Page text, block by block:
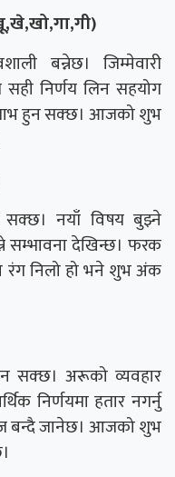
बन्नेछ। जिम्मेवारी
निर्णय लिन सहयोग
लाभ हुन सक्छ। आजको शुभ
नयाँ विषय बुझ्ने
सम्भावना देखिन्छ। फरक
निलो हो भने शुभ अंक
सक्छ। अरूको व्यवहार
निर्णयमा हतार नगर्नु
बन्दै जानेछ। आजको शुभ